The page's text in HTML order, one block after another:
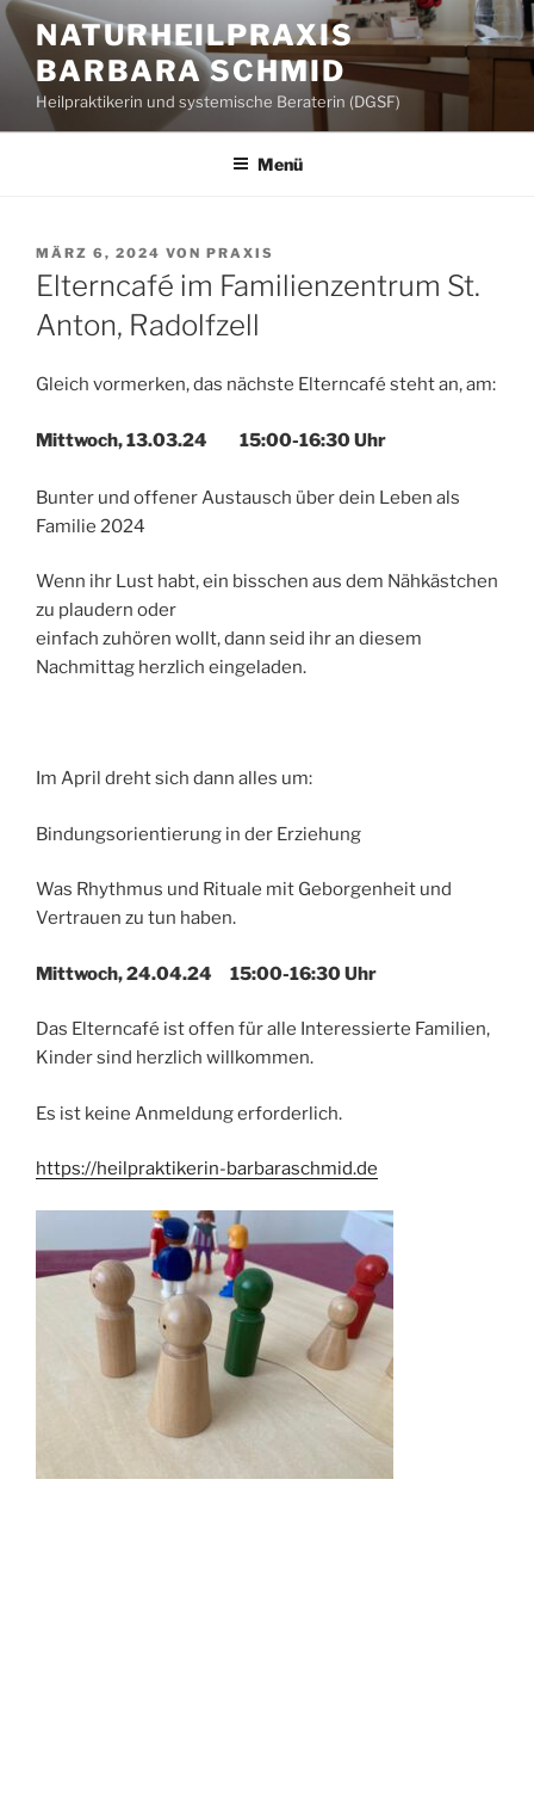
Zum
Inhalt
springen
NATURHEILPRAXIS
BARBARA SCHMID
Heilpraktikerin und systemische Beraterin (DGSF)
Menü
VERÖFFENTLICHT
AM
MÄRZ 6, 2024 VON PRAXIS
Elterncafé im Familienzentrum St.
Anton, Radolfzell
Gleich vormerken, das nächste Elterncafé steht an, am:
Mittwoch, 13.03.24 15:00-16:30 Uhr
Bunter und offener Austausch über dein Leben als
Familie 2024
Wenn ihr Lust habt, ein bisschen aus dem Nähkästchen
zu plaudern oder
einfach zuhören wollt, dann seid ihr an diesem
Nachmittag herzlich eingeladen.
Im April dreht sich dann alles um:
Bindungsorientierung in der Erziehung
Was Rhythmus und Rituale mit Geborgenheit und
Vertrauen zu tun haben.
Mittwoch, 24.04.24 15:00-16:30 Uhr
Das Elterncafé ist offen für alle Interessierte Familien,
Kinder sind herzlich willkommen.
Es ist keine Anmeldung erforderlich.
https://heilpraktikerin-barbaraschmid.de